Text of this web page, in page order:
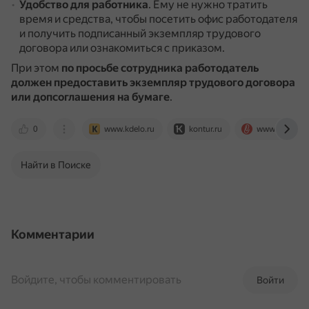
Удобство для работника. Ему не нужно тратить
время и средства, чтобы посетить офис работодателя
и получить подписанный экземпляр трудового
договора или ознакомиться с приказом.
При этом по просьбе сотрудника работодатель
должен предоставить экземпляр трудового договора
или допсоглашения на бумаге.
0 www.kdelo.ru kontur.ru www.klerk.ru
Найти в Поиске
Комментарии
Войти
Войдите, чтобы комментировать